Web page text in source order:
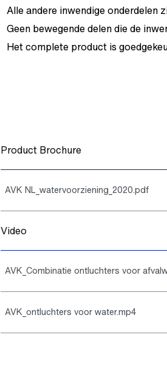
Alle andere inwendige onderdelen
Geen bewegende delen die de
Het complete product is
Product Brochure
AVK NL_watervoorziening_2020.pdf
Video
AVK_Combinatie ontluchters voor
AVK_ontluchters voor water.mp4